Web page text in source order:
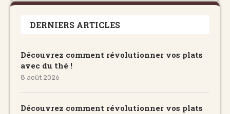
DERNIERS ARTICLES
Découvrez comment révolutionner vos plats
avec du thé !
8 août 2026
Découvrez comment révolutionner vos plats